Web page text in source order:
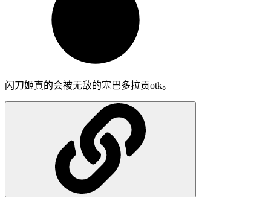
闪刀姬真的会被无敌的塞巴多拉贡otk。